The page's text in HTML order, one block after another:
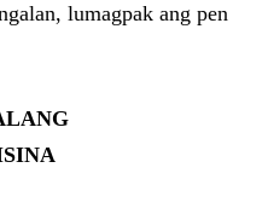
lumagpak ang pen